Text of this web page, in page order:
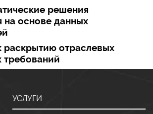
решения
на основе данных
раскрытию отраслевых
требований
УСЛУГИ